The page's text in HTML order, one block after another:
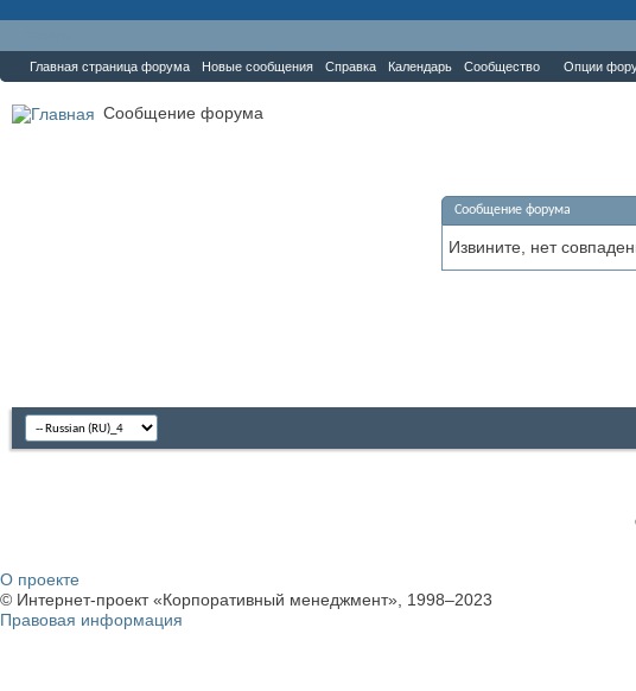
Главная страница форума Новые сообщения Справка Календарь Сообщество Опции
Сообщение форума
Сообщение форума
Извините, нет
О проекте
© Интернет-проект «Корпоративный менеджмент», 1998–2023
Правовая информация